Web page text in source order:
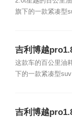
旗下的一款紧凑型
吉利博越
这款车的百公里油
下的一款紧凑型suv
吉利博越